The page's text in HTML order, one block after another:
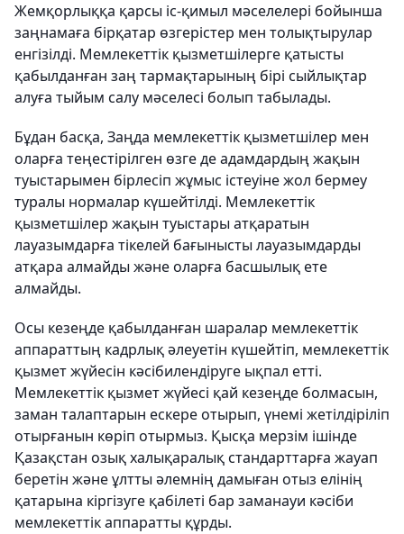
Жемқорлыққа қарсы іс-қимыл мәселелері бойынша
заңнамаға бірқатар өзгерістер мен толықтырулар
енгізілді. Мемлекеттік қызметшілерге қатысты
қабылданған заң тармақтарының бірі сыйлықтар
алуға тыйым салу мәселесі болып табылады.
Бұдан басқа, Заңда мемлекеттік қызметшілер мен
оларға теңестірілген өзге де адамдардың жақын
туыстарымен бірлесіп жұмыс істеуіне жол бермеу
туралы нормалар күшейтілді. Мемлекеттік
қызметшілер жақын туыстары атқаратын
лауазымдарға тікелей бағынысты лауазымдарды
атқара алмайды және оларға басшылық ете
алмайды.
Осы кезеңде қабылданған шаралар мемлекеттік
аппараттың кадрлық әлеуетін күшейтіп, мемлекеттік
қызмет жүйесін кәсібилендіруге ықпал етті.
Мемлекеттік қызмет жүйесі қай кезеңде болмасын,
заман талаптарын ескере отырып, үнемі жетілдіріліп
отырғанын көріп отырмыз. Қысқа мерзім ішінде
Қазақстан озық халықаралық стандарттарға жауап
беретін және ұлтты әлемнің дамыған отыз елінің
қатарына кіргізуге қабілеті бар заманауи кәсіби
мемлекеттік аппаратты құрды.